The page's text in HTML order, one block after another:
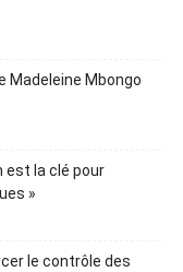
Madeleine Mbongo
est la clé pour
»
le contrôle des